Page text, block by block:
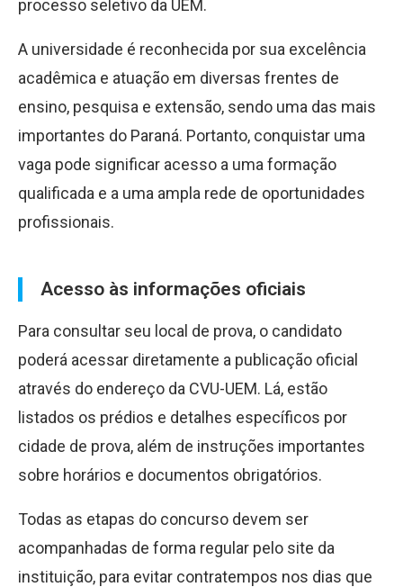
processo seletivo da UEM.
A universidade é reconhecida por sua excelência
acadêmica e atuação em diversas frentes de
ensino, pesquisa e extensão, sendo uma das mais
importantes do Paraná. Portanto, conquistar uma
vaga pode significar acesso a uma formação
qualificada e a uma ampla rede de oportunidades
profissionais.
Acesso às informações oficiais
Para consultar seu local de prova, o candidato
poderá acessar diretamente a publicação oficial
através do endereço da CVU-UEM. Lá, estão
listados os prédios e detalhes específicos por
cidade de prova, além de instruções importantes
sobre horários e documentos obrigatórios.
Todas as etapas do concurso devem ser
acompanhadas de forma regular pelo site da
instituição, para evitar contratempos nos dias que